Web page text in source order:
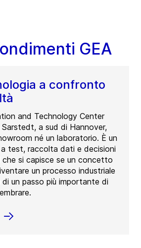
GEA
a confronto
and Technology Center
a sud di Hannover,
né un laboratorio. È un
test, raccolta dati e decisioni
che si capisce se un concetto
un processo industriale
un passo più importante di